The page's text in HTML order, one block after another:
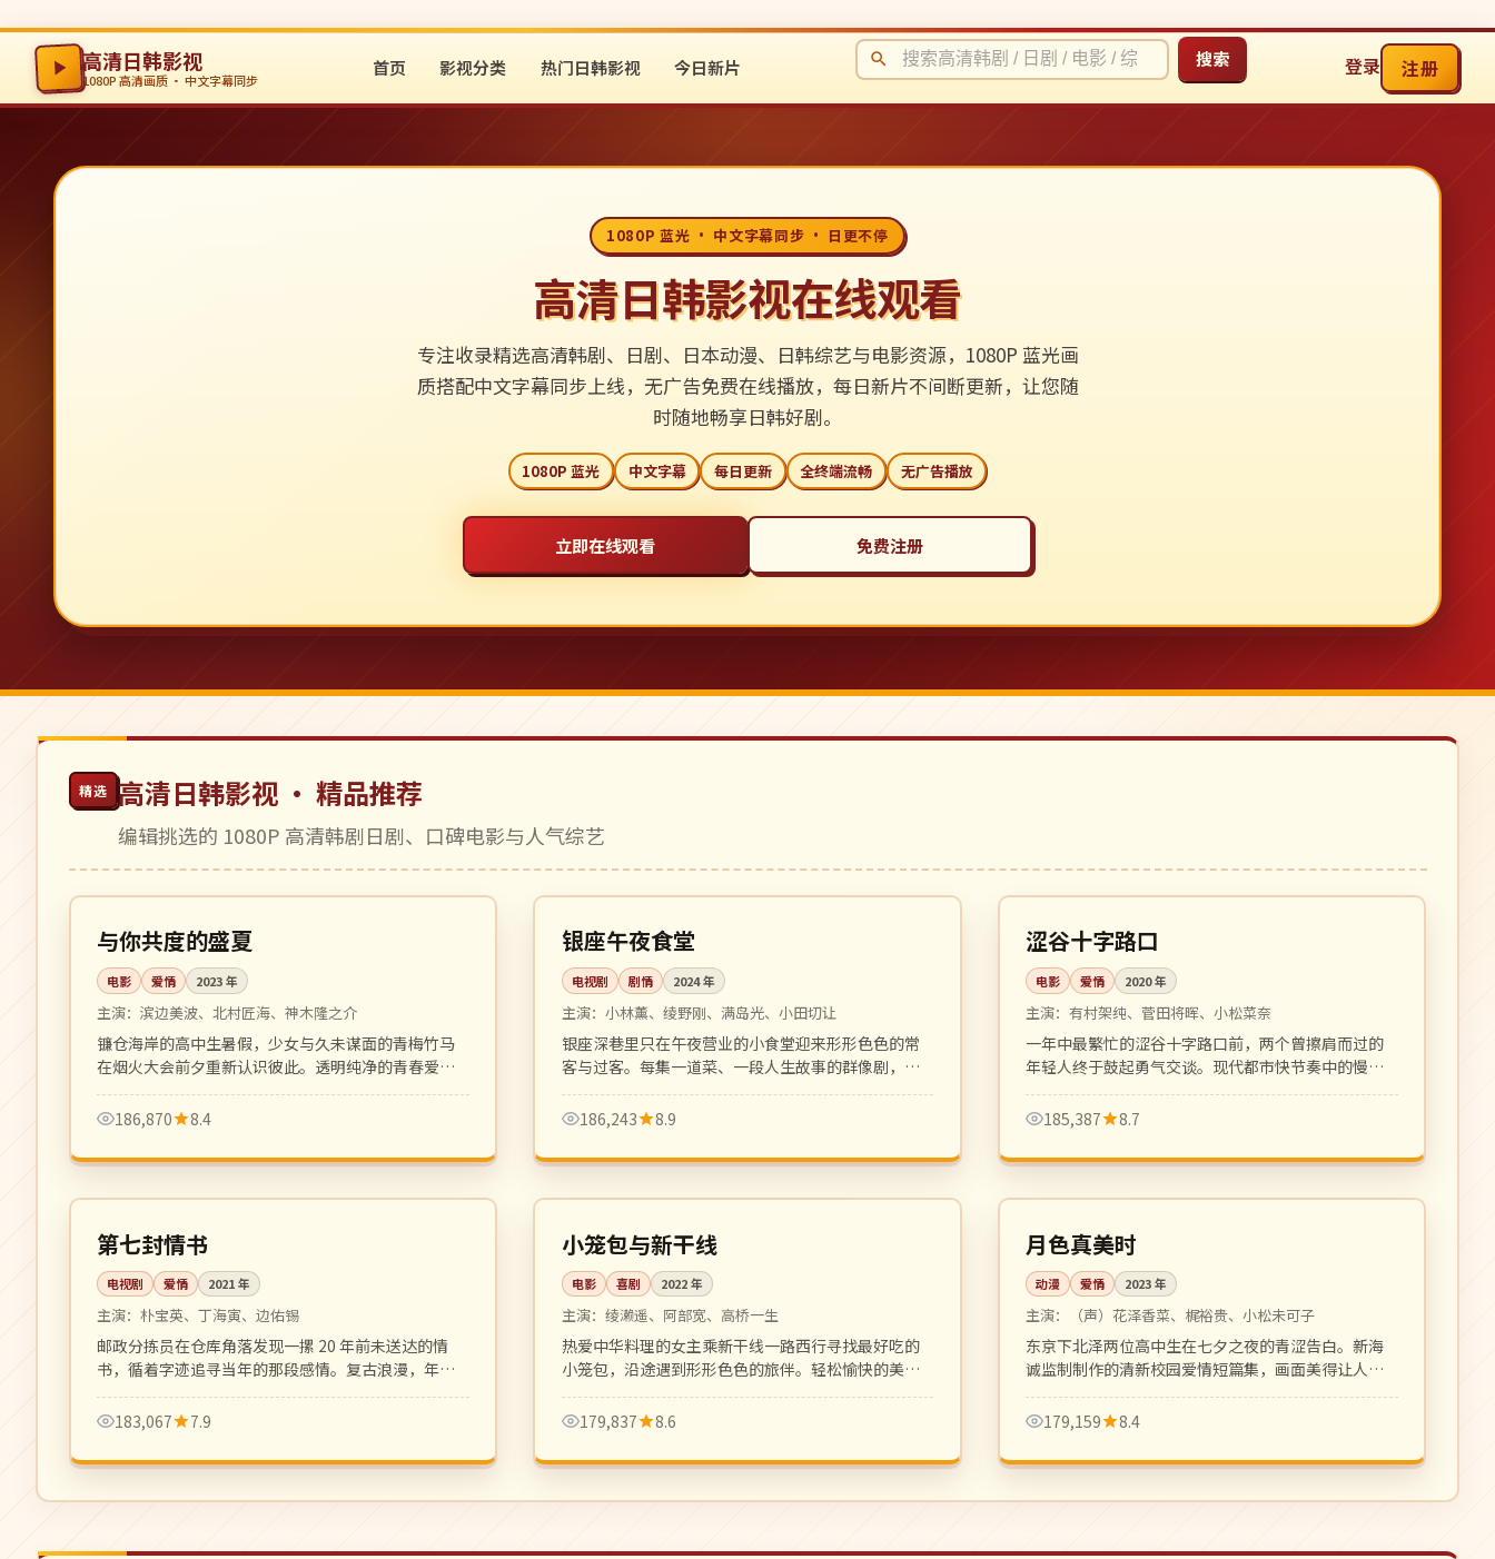
高清日韩影视
1080P 高清画质 · 中文字幕同步
首页 影视分类 热门日韩影视 今日新片 搜索 登录 注册
1080P 蓝光 · 中文字幕同步 · 日更不停
高清日韩影视在线观看
专注收录精选高清韩剧、日剧、日本动漫、日韩综艺与电影资源，1080P 蓝光画
质搭配中文字幕同步上线，无广告免费在线播放，每日新片不间断更新，让您随
时随地畅享日韩好剧。
1080P 蓝光 中文字幕 每日更新 全终端流畅 无广告播放
立即在线观看 免费注册
精选 高清日韩影视 · 精品推荐
编辑挑选的 1080P 高清韩剧日剧、口碑电影与人气综艺
日本
与你共度的盛夏
电影 爱情 2023年
主演： 滨边美波、北村匠海、神木隆之介
镰仓海岸的高中生暑假，少女与久未谋面的青梅竹马
在烟火大会前夕重新认识彼此。透明纯净的青春爱情
之作。
186,870
8.4
日本
银座午夜食堂
电视剧 剧情 2024年
主演： 小林薰、绫野刚、满岛光、小田切让
银座深巷里只在午夜营业的小食堂迎来形形色色的常
客与过客。每集一道菜、一段人生故事的群像剧，治
愈日剧的金字招牌。
186,243
8.9
日本
涩谷十字路口
电影 爱情 2020年
主演：有村架纯、菅田将晖、小松菜奈
一年中最繁忙的涩谷十字路口前，两个曾擦肩而过的
年轻人终于鼓起勇气交谈。现代都市快节奏中的慢爱
情，画面动人。
185,387
8.7
韩国
完结 全 16 集
第七封情书
电视剧 爱情 2021年
主演： 朴宝英、丁海寅、边佑锡
邮政分拣员在仓库角落发现一摞 20 年前未送达的情
书，循着字迹追寻当年的那段感情。复古浪漫，年代
质感细腻。
183,067
7.9
日本
热播 108 分钟
小笼包与新干线
电影 喜剧 2022年
主演： 绫濑遥、阿部宽、高桥一生
热爱中华料理的女主乘新干线一路西行寻找最好吃的
小笼包，沿途遇到形形色色的旅伴。轻松愉快的美食
公路喜剧。
179,837
8.6
日本
高分 96 分钟
月色真美时
动漫 爱情 2023年
主演： （声）花泽香菜、梶裕贵、小松未可子
东京下北泽两位高中生在七夕之夜的青涩告白。新海
诚监制制作的清新校园爱情短篇集，画面美得让人屏
息。
179,159
8.4